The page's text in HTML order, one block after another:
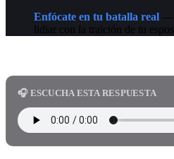
Enfócate en tu batalla real —
lidiar con la traición de tu
🎧 ESCUCHA ESTA RESPUESTA